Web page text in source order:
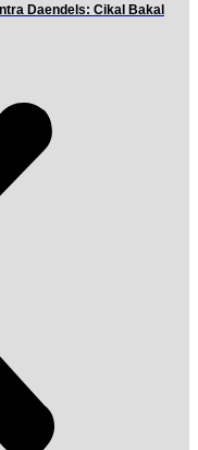
Daendels: Cikal Bakal